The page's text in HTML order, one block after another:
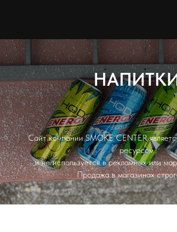
Сайт компании SMOKE CENTER
ресурсом
и не используется в рекламных или
Продажа в магазинах